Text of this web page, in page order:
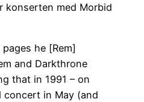
konserten med Morbid
he [Rem]
and Darkthrone
that in 1991 – on
concert in May (and